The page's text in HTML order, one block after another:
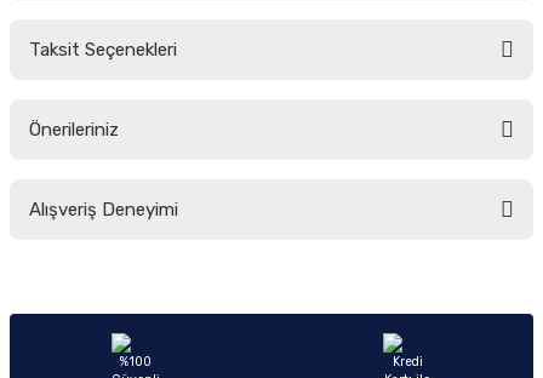
Taksit Seçenekleri
Önerileriniz
yetersiz gördüğünüz noktaları öneri formunu kullanarak tarafımıza
Ürün açıklamasında eksik bilgiler bulunuyor.
Alışveriş Deneyimi
Sitemize ilk yorumu siz yapın!